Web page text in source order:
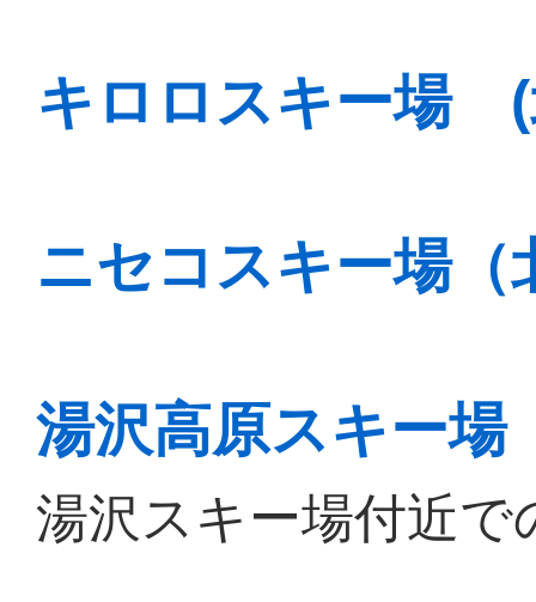
キロロスキー場 (
ニセコスキー場（
湯沢高原スキー場
湯沢スキー場付近で